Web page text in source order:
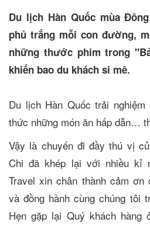
Du lịch Hàn Quốc mùa
phủ trắng mỗi con đường,
những thước phim trong
khiến bao du khách si mê.
Du lịch Hàn Quốc trải
thức những món ăn hấp dẫn…
Vậy là chuyến đi đầy thú vị
Chi đã khép lại với nhiều kỉ
Travel xin chân thành cảm
và đồng hành cùng chúng tôi
Hẹn gặp lại Quý khách hàng